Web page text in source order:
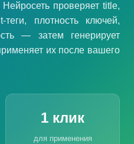
проверяет title,
теги, плотность ключей,
— затем генерирует
их после вашего
1 клик
для применения